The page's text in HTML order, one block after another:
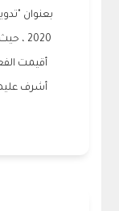
2020
أقيمت
أشرف